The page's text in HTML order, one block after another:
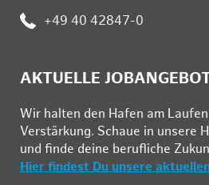
Telefon:
+49 40 42847-0
AKTUELLE
Wir hal­ten den Ha­fen am
Ver­stär­kung. Schau­e in un­se­re
und fin­de deine be­ruf­li­che
Hier findest Du unsere